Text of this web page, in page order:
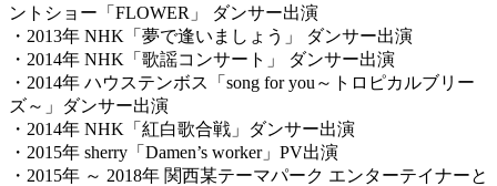
ントショー「FLOWER」 ダンサー出演
・2013年 NHK「夢で逢いましょう」 ダンサー出演
・2014年 NHK「歌謡コンサート」 ダンサー出演
・2014年 ハウステンボス「song for you～トロピカルブリー
ズ～」ダンサー出演
・2014年 NHK「紅白歌合戦」ダンサー出演
・2015年 sherry「Damen’s worker」PV出演
・2015年 ～ 2018年 関西某テーマパーク エンターテイナーと